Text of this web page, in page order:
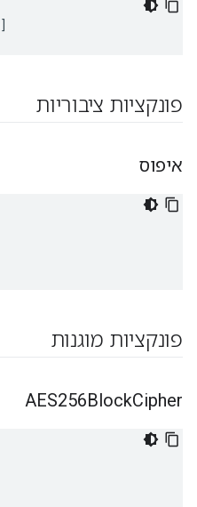
]
פונקציות ציבוריות
איפוס
פונקציות מוגנות
AES256BlockCipher